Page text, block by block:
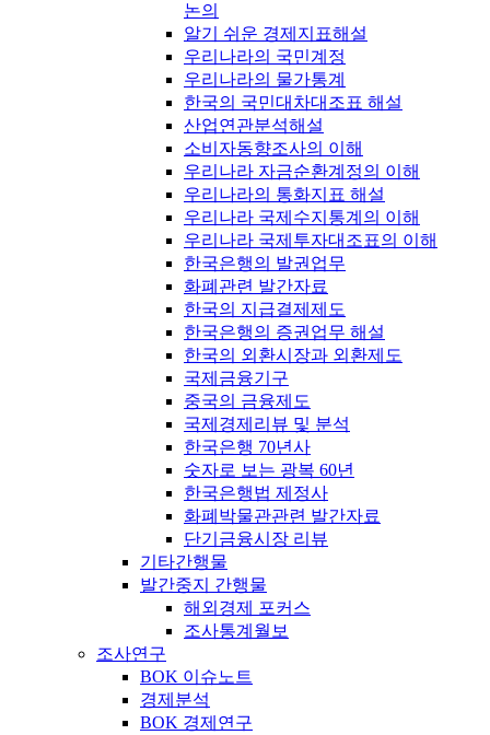
논의
알기 쉬운 경제지표해설
우리나라의 국민계정
우리나라의 물가통계
한국의 국민대차대조표 해설
산업연관분석해설
소비자동향조사의 이해
우리나라 자금순환계정의 이해
우리나라의 통화지표 해설
우리나라 국제수지통계의 이해
우리나라 국제투자대조표의 이해
한국은행의 발권업무
화폐관련 발간자료
한국의 지급결제제도
한국은행의 증권업무 해설
한국의 외환시장과 외환제도
국제금융기구
중국의 금융제도
국제경제리뷰 및 분석
한국은행 70년사
숫자로 보는 광복 60년
한국은행법 제정사
화폐박물관관련 발간자료
단기금융시장 리뷰
기타간행물
발간중지 간행물
해외경제 포커스
조사통계월보
조사연구
BOK 이슈노트
경제분석
BOK 경제연구